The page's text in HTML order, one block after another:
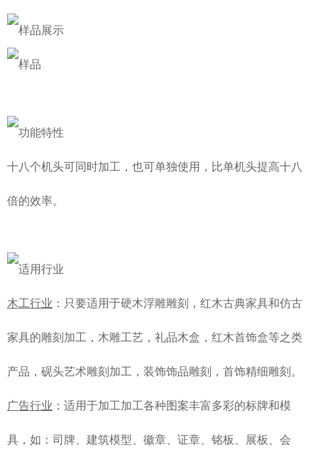
十八个机头可同时加工，也可单独使用，比单机头提高十八
倍的效率。
木工行业 ：只要适用于硬木浮雕雕刻，红木古典家具和仿古
家具的雕刻加工，木雕工艺，礼品木盒，红木首饰盒等之类
产品，砚头艺术雕刻加工，装饰饰品雕刻，首饰精细雕刻。
广告行业 ：适用于加工加工各种图案丰富多彩的标牌和模
具，如：司牌、建筑模型、徽章、证章、铭板、展板、会